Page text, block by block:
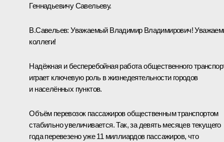
Геннадьевичу Савельеву.
В.Савельев: Уважаемый Владимир Владимирович!
коллеги!
Надёжная и бесперебойная работа общественного
играет ключевую роль в жизнедеятельности городов
и населённых пунктов.
Объём перевозок пассажиров общественным транспортом
стабильно увеличивается. Так, за девять месяцев текущего
года перевезено уже 11 миллиардов пассажиров, что